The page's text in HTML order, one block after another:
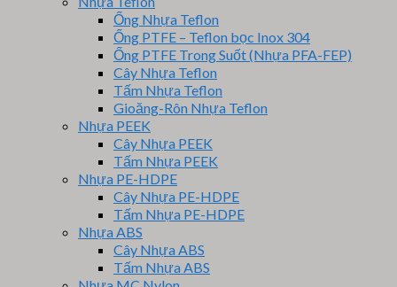
Ống Nhựa Teflon
Ống PTFE – Teflon bọc Inox 304
Ống PTFE Trong Suốt (Nhựa PFA-FEP)
Cây Nhựa Teflon
Tấm Nhựa Teflon
Gioăng-Rôn Nhựa Teflon
Nhựa PEEK
Cây Nhựa PEEK
Tấm Nhựa PEEK
Nhựa PE-HDPE
Cây Nhựa PE-HDPE
Tấm Nhựa PE-HDPE
Nhựa ABS
Cây Nhựa ABS
Tấm Nhựa ABS